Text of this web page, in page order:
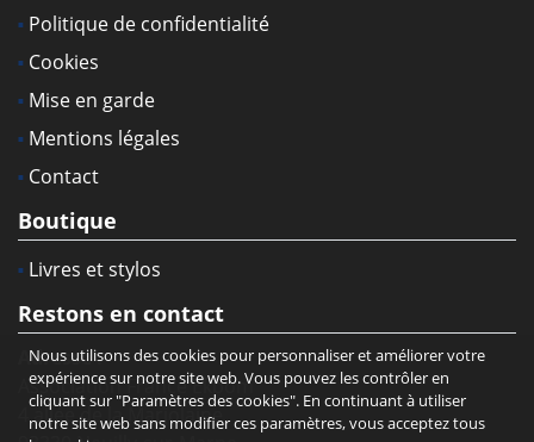
Politique de confidentialité
Cookies
Mise en garde
Mentions légales
Contact
Boutique
Livres et stylos
Restons en contact
Adresse :
Association France Ekbom
4 allée de la Marjolaine
Nous utilisons des cookies pour personnaliser et améliorer votre
expérience sur notre site web. Vous pouvez les contrôler en
cliquant sur "Paramètres des cookies". En continuant à utiliser
notre site web sans modifier ces paramètres, vous acceptez tous